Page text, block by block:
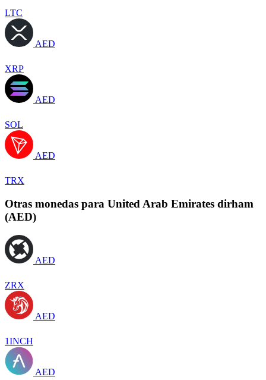
LTC
AED
XRP
AED
SOL
AED
TRX
Otras monedas para United Arab Emirates dirham
(AED)
AED
ZRX
AED
1INCH
AED